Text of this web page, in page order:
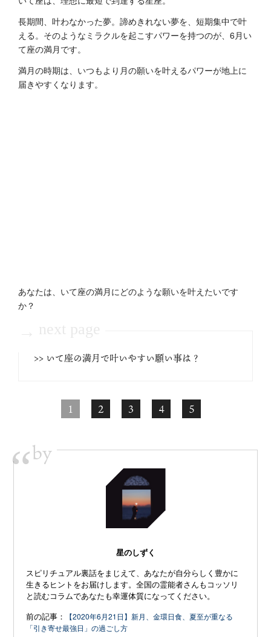
長期間、叶わなかった夢。諦めきれない夢を、短期集中で叶
える。そのようなミラクルを起こすパワーを持つのが、6月い
て座の満月です。
満月の時期は、いつもより月の願いを叶えるパワーが地上に
届きやすくなります。
あなたは、いて座の満月にどのような願いを叶えたいです
か？
>> いて座の満月で叶いやすい願い事は？
1 2 3 4 5
“by
星のしずく
スピリチュアル裏話をまじえて、あなたが自分らしく豊かに
生きるヒントをお届けします。全国の霊能者さんもコッソリ
と読むコラムであなたも幸運体質になってください。
前の記事：
【2020年6月21日】新月、金環日食、夏至が重なる
「引き寄せ最強日」の過ごし方